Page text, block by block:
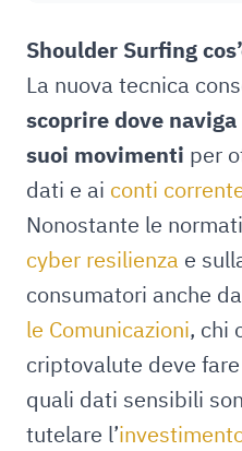
Shoulder Surfing
La nuova tecnica
scoprire dove
suoi movimenti per
dati e ai conti
Nonostante le
cyber resilienza e
consumatori anche
le Comunicazioni, chi
criptovalute deve
quali dati sensibili
tutelare l’